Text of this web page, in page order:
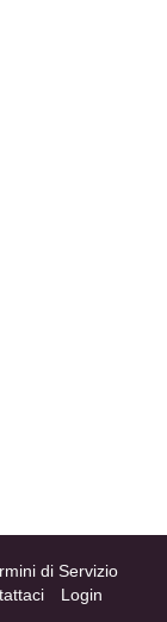
di Servizio
Login